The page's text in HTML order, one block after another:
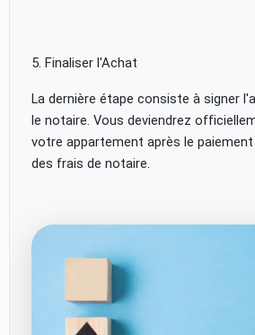
5. Finaliser l'Achat
La dernière étape consiste à signer
le notaire. Vous deviendrez
votre appartement après le
des frais de notaire.